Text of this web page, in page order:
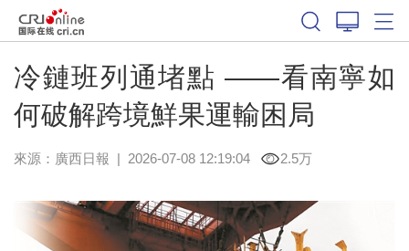
冷鏈班列通堵點 ——看南寧如
何破解跨境鮮果運輸困局
來源： 廣西日報 | 2026-07-08 12:19:04 2.5万